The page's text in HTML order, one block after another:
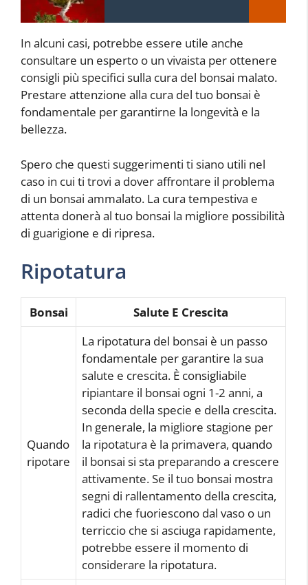
In alcuni casi, potrebbe essere utile anche
consultare un esperto o un vivaista per ottenere
consigli più specifici sulla cura del bonsai malato.
Prestare attenzione alla cura del tuo bonsai è
fondamentale per garantirne la longevità e la
bellezza.
Spero che questi suggerimenti ti siano utili nel
caso in cui ti trovi a dover affrontare il problema
di un bonsai ammalato. La cura tempestiva e
attenta donerà al tuo bonsai la migliore possibilità
di guarigione e di ripresa.
Ripotatura
Bonsai Salute E Crescita
Quando
ripotare
La ripotatura del bonsai è un passo
fondamentale per garantire la sua
salute e crescita. È consigliabile
ripiantare il bonsai ogni 1-2 anni, a
seconda della specie e della crescita.
In generale, la migliore stagione per
la ripotatura è la primavera, quando
il bonsai si sta preparando a crescere
attivamente. Se il tuo bonsai mostra
segni di rallentamento della crescita,
radici che fuoriescono dal vaso o un
terriccio che si asciuga rapidamente,
potrebbe essere il momento di
considerare la ripotatura.